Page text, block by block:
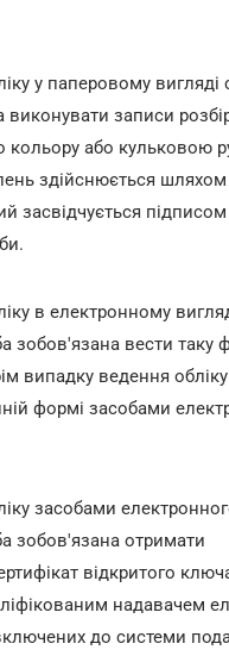
у паперовому
виконувати записи
кольору або кульковою
здійснюється
засвідчується підписом
в електронному
зобов'язана вести таку
випадку ведення обліку
формі засобами
засобами
зобов'язана отримати
відкритого
надавачем
до системи